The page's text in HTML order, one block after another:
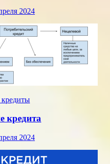
2024
кредита
2024